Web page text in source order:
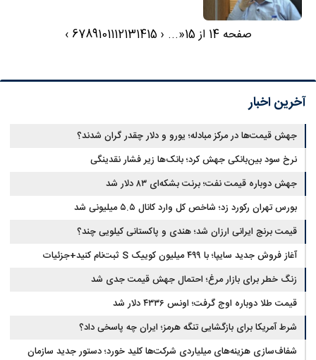
صفحه 14 از 15 «
...
‹
6789101112131415
›
آخرین اخبار
جهش قیمت‌ها در مرکز مبادله؛ یورو و دلار چقدر گران شدند؟
نرخ سود بین‌بانکی جهش کرد؛ بانک‌ها زیر فشار نقدینگی
جهش دوباره قیمت نفت؛ برنت بشکه‌ای ۸۳ دلار شد
بورس تهران رکورد زد؛ شاخص کل وارد کانال ۵.۵ میلیونی شد
قیمت برنج ایرانی ارزان شد؛ هندی و پاکستانی کیلویی چند؟
آغاز فروش جدید سایپا؛ با ۴۹۹ میلیون کوییک S ثبت‌نام کنید+جزئیات
زنگ خطر برای بازار مرغ؛ احتمال جهش قیمت جدی شد
قیمت طلا دوباره اوج گرفت؛ اونس ۴۳۳۶ دلار شد
شرط آمریکا برای بازگشایی تنگه هرمز؛ ایران چه پاسخی داد؟
شفاف‌سازی هزینه‌های میلیاردی شرکت‌ها کلید خورد؛ دستور جدید سازمان